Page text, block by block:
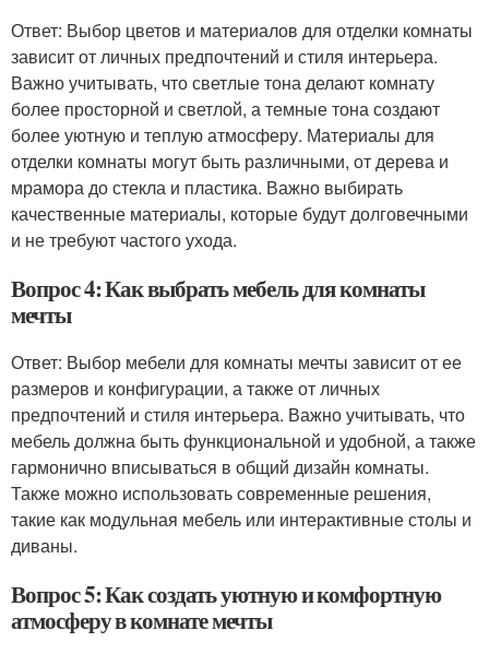
Ответ: Выбор цветов и материалов для отделки комнаты
зависит от личных предпочтений и стиля интерьера.
Важно учитывать, что светлые тона делают комнату
более просторной и светлой, а темные тона создают
более уютную и теплую атмосферу. Материалы для
отделки комнаты могут быть различными, от дерева и
мрамора до стекла и пластика. Важно выбирать
качественные материалы, которые будут долговечными
и не требуют частого ухода.
Вопрос 4: Как выбрать мебель для комнаты
мечты
Ответ: Выбор мебели для комнаты мечты зависит от ее
размеров и конфигурации, а также от личных
предпочтений и стиля интерьера. Важно учитывать, что
мебель должна быть функциональной и удобной, а также
гармонично вписываться в общий дизайн комнаты.
Также можно использовать современные решения,
такие как модульная мебель или интерактивные столы и
диваны.
Вопрос 5: Как создать уютную и комфортную
атмосферу в комнате мечты